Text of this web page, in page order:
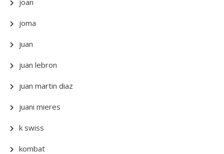
joan
joma
juan
juan lebron
juan martin diaz
juani mieres
k swiss
kombat